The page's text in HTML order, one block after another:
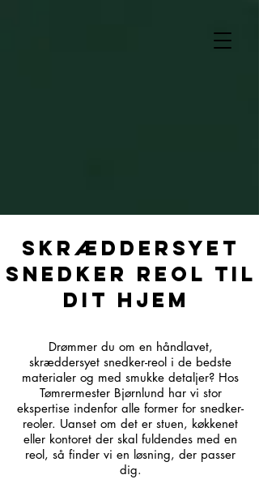
Skræddersyet
snedker reol til
dit hjem
Drømmer du om en håndlavet,
skræddersyet snedker-reol i de bedste
materialer og med smukke detaljer? Hos
Tømrermester Bjørnlund har vi stor
ekspertise indenfor alle former for snedker-
reoler. Uanset om det er stuen, køkkenet
eller kontoret der skal fuldendes med en
reol, så finder vi en løsning, der passer
dig.​